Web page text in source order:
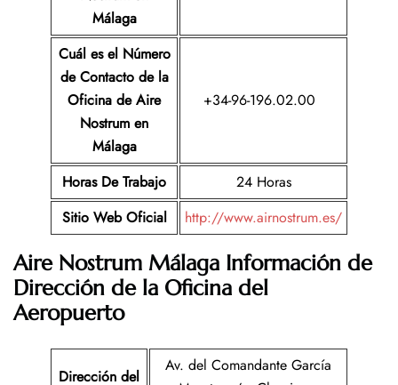
Málaga
Cuál es el Número
de Contacto de la
Oficina de Aire
Nostrum en
Málaga
+34-96-196.02.00
Horas De Trabajo
24 Horas
Sitio Web Oficial
http://www.airnostrum.es/
Aire Nostrum Málaga Información de
Dirección de la Oficina del
Aeropuerto
Dirección del
Av. del Comandante García